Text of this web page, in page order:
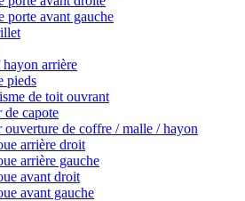
porte avant gauche
arrière
pieds
de toit ouvrant
de capote
ouverture de coffre / malle / hayon
arrière droit
arrière gauche
avant droit
avant gauche